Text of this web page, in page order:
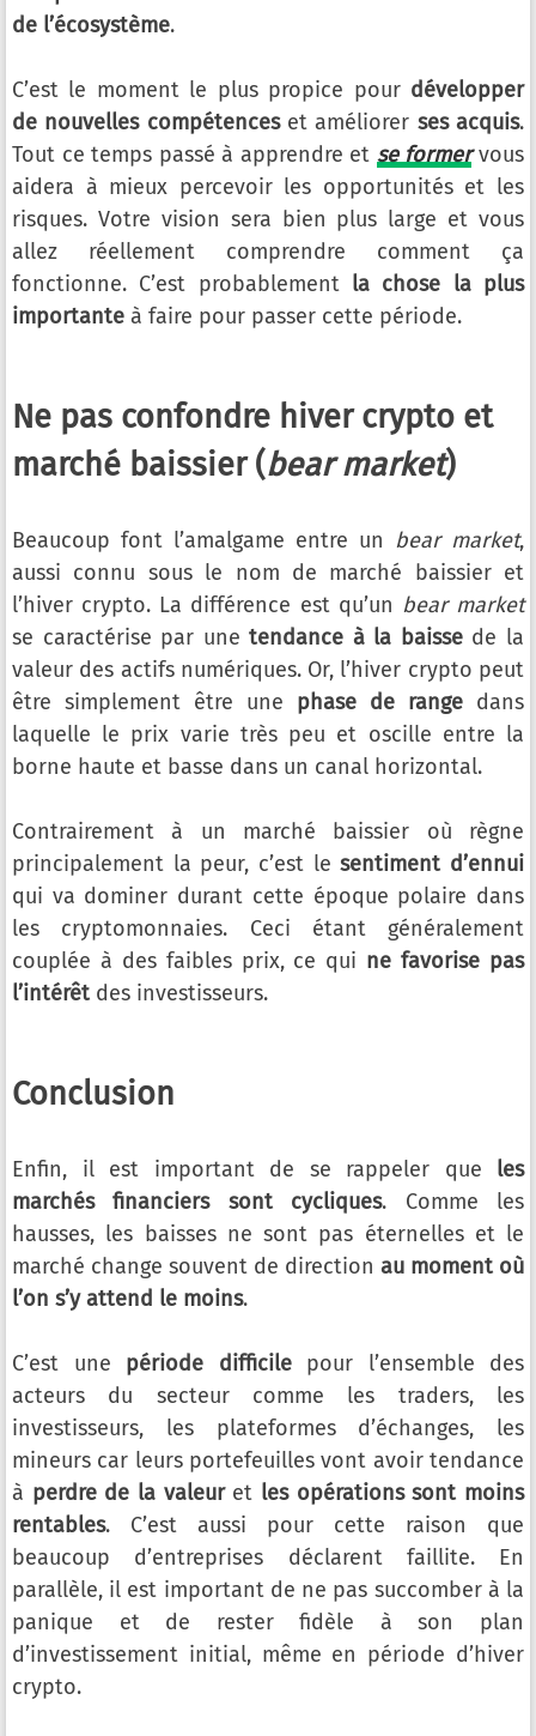
de l’écosystème.
C’est le moment le plus propice pour développer
de nouvelles compétenceset améliorer ses acquis.
Tout ce temps passé à apprendre et se formervous
aidera à mieux percevoir les opportunités et les
risques. Votre vision sera bien plus large et vous
allez réellement comprendre comment ça
fonctionne. C’est probablement la chose la plus
importante à faire pour passer cette période.
Ne pas confondre hiver crypto et
marché baissier (bear market)
Beaucoup font l’amalgame entre un bear market,
aussi connu sous le nom de marché baissier et
l’hiver crypto. La différence est qu’un bear market
se caractérise par unetendance à la baissede la
valeur des actifs numériques. Or, l’hiver crypto peut
être simplement être une phase de range dans
laquelle le prix varie très peu et oscille entre la
borne haute et basse dans un canal horizontal.
Contrairement à un marché baissier où règne
principalement la peur, c’est lesentiment d’ennui
qui va dominer durant cette époque polaire dans
les cryptomonnaies. Ceci étant généralement
couplée à des faibles prix, ce qui ne favorise pas
l’intérêt des investisseurs.
Conclusion
Enfin, il est important de se rappeler que les
marchés financiers sont cycliques. Comme les
hausses, les baisses ne sont pas éternelles et le
marché change souvent de direction au moment où
l’on s’y attend le moins.
C’est une période difficilepour l’ensemble des
acteurs du secteur comme les traders, les
investisseurs, les plateformes d’échanges, les
mineurs car leurs portefeuilles vont avoir tendance
à perdre de la valeuret les opérations sont moins
rentables. C’est aussi pour cette raison que
beaucoup d’entreprises déclarent faillite. En
parallèle, il est important de ne pas succomber à la
panique et de rester fidèle à son plan
d’investissement initial, même en période d’hiver
crypto.